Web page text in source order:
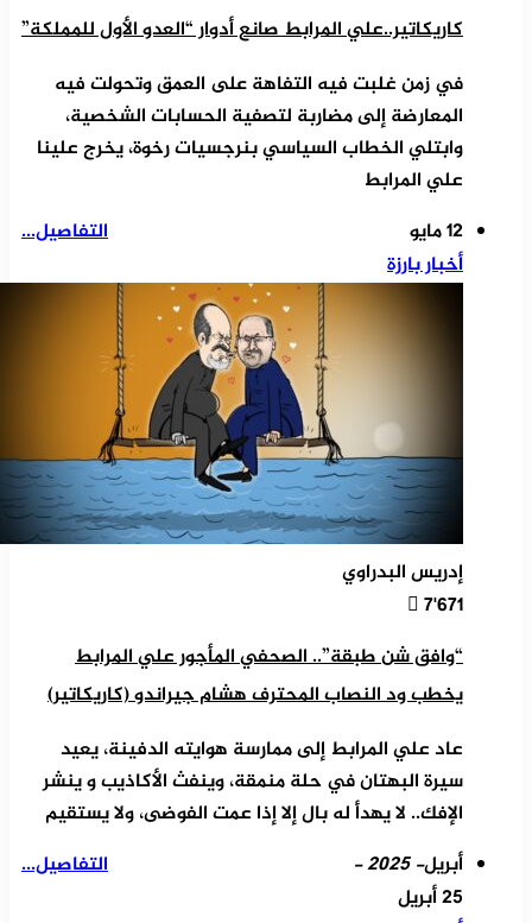
كاريكاتير..علي المرابط صانع أدوار “العدو الأول للمملكة”
في زمن غلبت فيه التفاهة على العمق وتحولت فيه
المعارضة إلى مضاربة لتصفية الحسابات الشخصية،
وابتلي الخطاب السياسي بنرجسيات رخوة، يخرج علينا
علي المرابط
التفاصيل...
12 مايو
أخبار بارزة
إدريس البدراوي
7٬671
“وافق شن طبقة”.. الصحفي المأجور علي المرابط
يخطب ود النصاب المحترف هشام جيراندو (كاريكاتير)
عاد علي المرابط إلى ممارسة هوايته الدفينة، يعيد
سيرة البهتان في حلة منمقة، وينفث الأكاذيب و ينشر
الإفك.. لا يهدأ له بال إلا إذا عمت الفوضى، ولا يستقيم
التفاصيل...
أبريل- 2025 -
25 أبريل